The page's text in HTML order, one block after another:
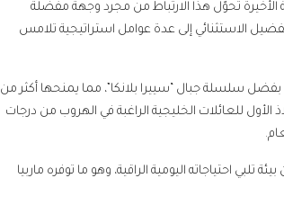
الأخيرة تحوّل هذا الارتباط من مجرد وجهة مفضلة
الاستثنائي إلى عدة عوامل استراتيجية تلامس
سلسلة جبال “سييرا بلانكا”، مما يمنحها أكثر من
للعائلات الخليجية الراغبة في الهروب من درجات
تلبي احتياجاته اليومية الراقية، وهو ما توفره ماربيا